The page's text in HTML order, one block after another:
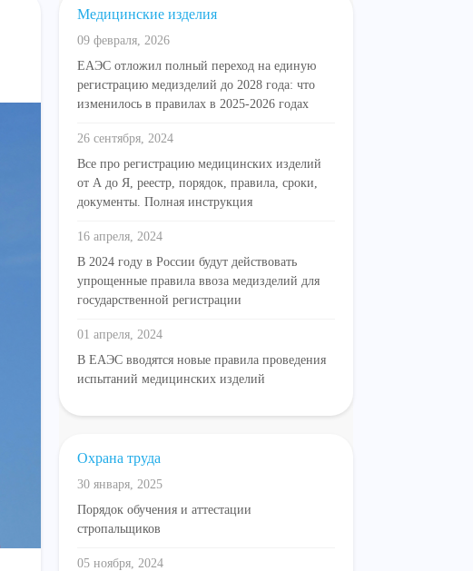
Медицинские изделия
09 февраля, 2026
ЕАЭС отложил полный переход на единую
регистрацию медизделий до 2028 года: что
изменилось в правилах в 2025-2026 годах
26 сентября, 2024
Все про регистрацию медицинских изделий
от А до Я, реестр, порядок, правила, сроки,
документы. Полная инструкция
16 апреля, 2024
В 2024 году в России будут действовать
упрощенные правила ввоза медизделий для
государственной регистрации
01 апреля, 2024
В ЕАЭС вводятся новые правила проведения
испытаний медицинских изделий
Охрана труда
30 января, 2025
Порядок обучения и аттестации
стропальщиков
05 ноября, 2024